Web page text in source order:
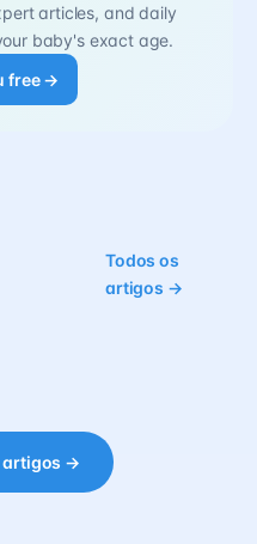
articles, and daily
baby's exact age.
free →
Todos os
artigos →
artigos →